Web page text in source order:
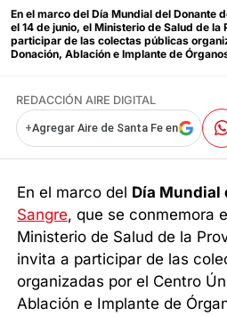
En el marco del Día Mundial del Donante
el 14 de junio, el Ministerio de Salud de la
participar de las colectas públicas
Donación, Ablación e Implante de
REDACCIÓN AIRE DIGITAL
+Agregar Aire de Santa Fe en
En el marco del Día Mundial
Sangre, que se conmemora
Ministerio de Salud de la
invita a participar de las
organizadas por el Centro
Ablación e Implante de